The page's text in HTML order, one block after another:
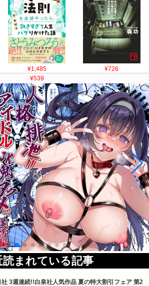
¥1,485
¥726
¥539
読まれている記事
社 3週連続!!白泉社人気作品 夏の特大割引フェア 第2